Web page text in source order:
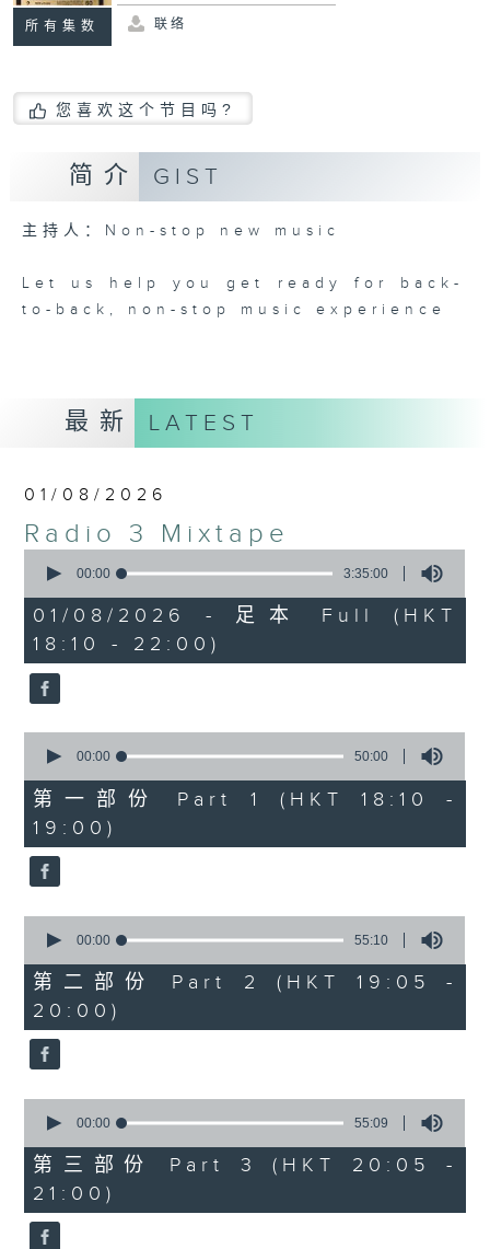
所有集数 联络
您喜欢这个节目吗?
简介 GIST
主持人：Non-stop new music
Let us help you get ready for back-
to-back, non-stop music experience
最新 LATEST
01/08/2026
Radio 3 Mixtape
seconds
3
hours,
35
minutes,
0
seconds
00:00 3:35:00
01/08/2026 - 足本 Full (HKT
18:10 - 22:00)
seconds
50
minutes,
0
seconds
00:00 50:00
第一部份 Part 1 (HKT 18:10 -
19:00)
seconds
55
minutes,
10
seconds
00:00 55:10
第二部份 Part 2 (HKT 19:05 -
20:00)
seconds
55
minutes,
9
seconds
00:00 55:09
第三部份 Part 3 (HKT 20:05 -
21:00)